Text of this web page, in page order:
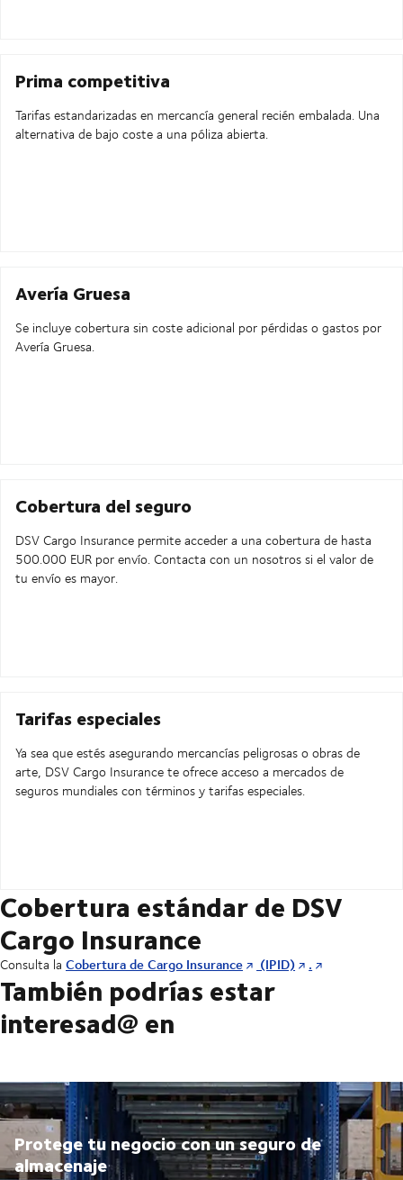
Prima competitiva
Tarifas estandarizadas en mercancía general recién embalada. Una
alternativa de bajo coste a una póliza abierta.
Avería Gruesa
Se incluye cobertura sin coste adicional por pérdidas o gastos por
Avería Gruesa.
Cobertura del seguro
DSV Cargo Insurance permite acceder a una cobertura de hasta
500.000 EUR por envío. Contacta con un nosotros si el valor de
tu envío es mayor.
Tarifas especiales
Ya sea que estés asegurando mercancías peligrosas o obras de
arte, DSV Cargo Insurance te ofrece acceso a mercados de
seguros mundiales con términos y tarifas especiales.
Cobertura estándar de DSV
Cargo Insurance
Consulta la Cobertura de Cargo Insurance (IPID) .
También podrías estar
interesad@ en
Protege tu negocio con un seguro de
almacenaje